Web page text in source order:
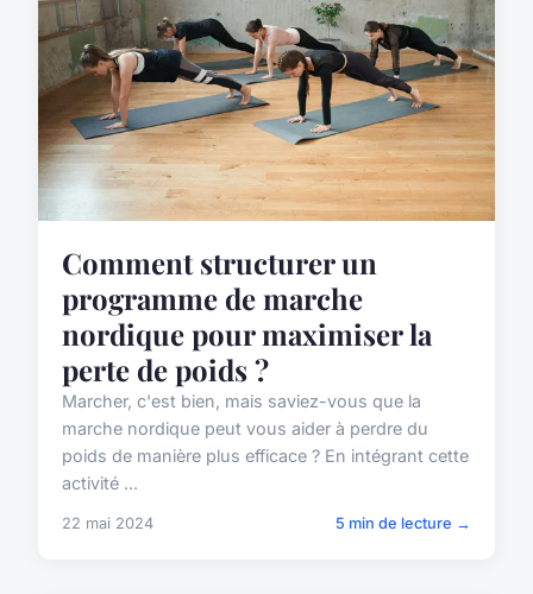
Comment structurer un
programme de marche
nordique pour maximiser la
perte de poids ?
Marcher, c'est bien, mais saviez-vous que la
marche nordique peut vous aider à perdre du
poids de manière plus efficace ? En intégrant cette
activité ...
22 mai 2024 5 min de lecture →